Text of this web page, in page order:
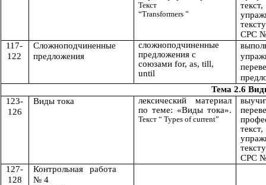
Текст
“Transformers ”
тексту
СРС
117-
122
Сложноподчиненные
предложения
сложноподчиненные
предложения с
союзами for, as, till,
until
Тема 2.6
123-
126
Виды тока
лексический материал
по теме: «Виды тока».
Текст “ Types of current”
тексту
СРС
127-
128
Контрольная работа
№ 4